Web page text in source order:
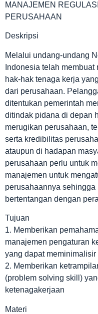
MANAJEMEN
PERUSAHAAN
Deskripsi
Melalui undang-undang
Indonesia telah
hak-hak tenaga kerja
dari perusahaan.
ditentukan pemerintah
ditindak pidana di depan
merugikan perusahaan,
serta kredibilitas
ataupun di hadapan
perusahaan perlu untuk
manajemen untuk
perusahaannya
bertentangan dengan
Tujuan
1. Memberikan
manajemen pengaturan
yang dapat
2. Memberikan
(problem solving skill)
ketenagakerjaan
Materi